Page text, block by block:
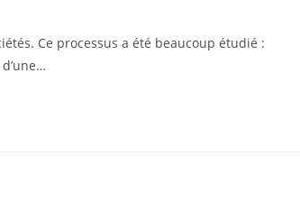
Ce processus a été beaucoup étudié :